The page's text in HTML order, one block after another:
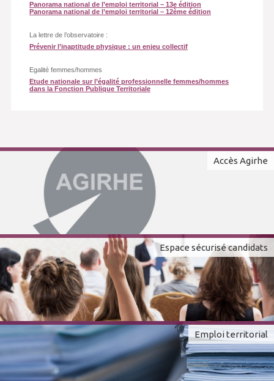
Panorama national de l’emploi territorial – 13e édition
Panorama national de l’emploi territorial – 12ème édition
La lettre de l’observatoire :
Prévenir l’inaptitude physique : un enjeu collectif
Egalité femmes/hommes
Etude nationale sur l’égalité professionnelle femmes/hommes
dans la Fonction Publique Territoriale
Accès Agirhe
Espace sécurisé candidats
Emploi territorial